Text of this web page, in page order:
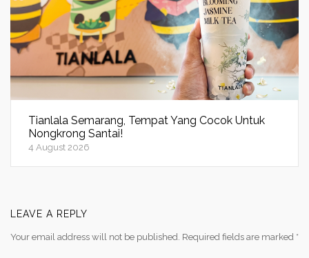
Tianlala Semarang, Tempat Yang Cocok Untuk
Nongkrong Santai!
4 August 2026
LEAVE A REPLY
Your email address will not be published. Required fields are marked *